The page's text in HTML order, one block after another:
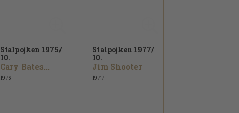
Stalpojken 1975/
10.
Cary Bates...
1975
Stalpojken 1977/
10.
Jim Shooter
1977